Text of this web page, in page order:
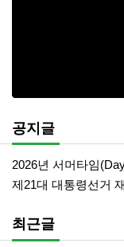
공지글
2026년 서머타임
최근글